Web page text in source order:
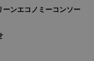
ーンエコノミーコンソー